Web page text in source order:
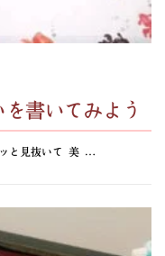
書いてみよう
ッと見抜いて 美 …